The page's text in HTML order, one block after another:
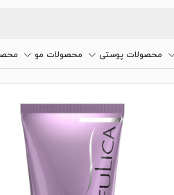
محصولات پوستی محصولات مو